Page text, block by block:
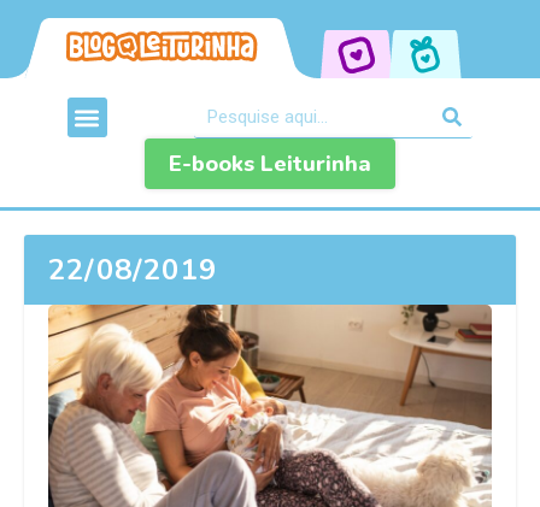
E-books Leiturinha
22/08/2019